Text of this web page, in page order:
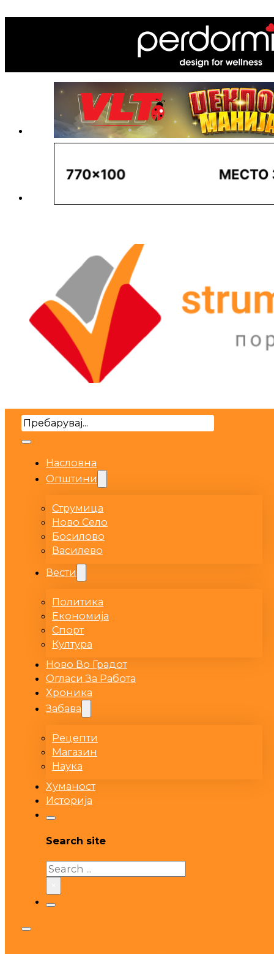
Search
Насловна
Општини
Струмица
Ново Село
Босилово
Василево
Вести
Политика
Економија
Спорт
Култура
Ново Во Градот
Огласи За Работа
Хроника
Забава
Рецепти
Магазин
Наука
Хуманост
Историја
Search site
Search